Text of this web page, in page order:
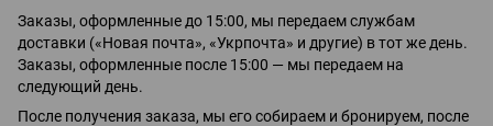
Заказы, оформленные до 15:00, мы передаем службам
доставки («Новая почта», «Укрпочта» и другие) в тот же день.
Заказы, оформленные после 15:00 — мы передаем на
следующий день.
После получения заказа, мы его собираем и бронируем, после